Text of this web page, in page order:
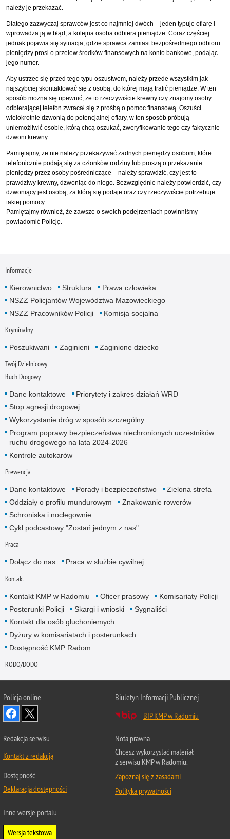
należy je przekazać.
Dlatego zazwyczaj sprawców jest co najmniej dwóch – jeden typuje ofiarę i
wprowadza ją w błąd, a kolejna osoba odbiera pieniądze. Coraz częściej
jednak pojawia się sytuacja, gdzie sprawca zamiast bezpośredniego odbioru
pieniędzy prosi o przelew środków finansowych na konto bankowe, podając
jego numer.
Aby ustrzec się przed tego typu oszustwem, należy przede wszystkim jak
najszybciej skontaktować się z osobą, do której mają trafić pieniądze. W ten
sposób można się upewnić, że to rzeczywiście krewny czy znajomy osoby
odbierającej telefon zwracał się z prośbą o pomoc finansową. Oszuści
wielokrotnie dzwonią do potencjalnej ofiary, w ten sposób próbują
uniemożliwić osobie, którą chcą oszukać, zweryfikowanie tego czy faktycznie
dzwoni krewny.
Pamiętajmy, że nie należy przekazywać żadnych pieniędzy osobom, które
telefonicznie podają się za członków rodziny lub proszą o przekazanie
pieniędzy przez osoby pośredniczące – należy sprawdzić, czy jest to
prawdziwy krewny, dzwoniąc do niego. Bezwzględnie należy potwierdzić, czy
dzwoniący jest osobą, za którą się podaje oraz czy rzeczywiście potrzebuje
takiej pomocy.
Pamiętajmy również, że zawsze o swoich podejrzeniach powinniśmy
powiadomić Policję.
Informacje
Kierownictwo Struktura
Prawa człowieka
NSZZ Policjantów Województwa Mazowieckiego
NSZZ Pracowników Policji
Komisja socjalna
Kryminalny
Poszukiwani Zaginieni Zaginione dziecko
Twój Dzielnicowy
Ruch Drogowy
Dane kontaktowe
Priorytety i zakres działań WRD
Stop agresji drogowej
Wykorzystanie dróg w sposób szczególny
Program poprawy bezpieczeństwa niechronionych uczestników
ruchu drogowego na lata 2024-2026
Kontrole autokarów
Prewencja
Dane kontaktowe Porady i bezpieczeństwo
Zielona strefa
Oddziały o profilu mundurowym
Znakowanie rowerów
Schroniska i noclegownie
Cykl podcastowy "Zostań jednym z nas"
Praca
Dołącz do nas Praca w służbie cywilnej
Kontakt
Kontakt KMP w Radomiu Oficer prasowy
Komisariaty Policji
Posterunki Policji
Skargi i wnioski
Sygnaliści
Kontakt dla osób głuchoniemych
Dyżury w komisariatach i posterunkach
Dostępność KMP Radom
RODO/DODO
Policja online
Biuletyn Informacji Publicznej
BIP KMP w Radomiu
Redakcja serwisu
Kontakt z redakcją
Dostępność
Deklaracja dostępności
Nota prawna
Chcesz wykorzystać materiał
z serwisu KMP w Radomiu.
Zapoznaj się z zasadami
Polityka prywatności
Inne wersje portalu
Wersja tekstowa